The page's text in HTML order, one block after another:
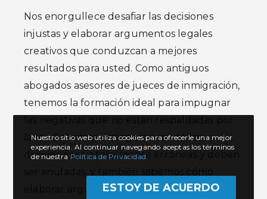
Nos enorgullece desafiar las decisiones
injustas y elaborar argumentos legales
creativos que conduzcan a mejores
resultados para usted. Como antiguos
abogados asesores de jueces de inmigración,
tenemos la formación ideal para impugnar
la ley. Sabemos distinguir cuando las
decisiones son totalmente erróneas y deben
elaborar argumentos legales que
Nuestro sitio web utiliza cookies para ofrecerle una mejor
experiencia. Al continuar navegando aceptas los términos
de nuestra Política de Privacidad.
ESTOY DE ACUERDO